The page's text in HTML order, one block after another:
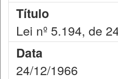
Título
Lei nº 5.194, de
Data
24/12/1966